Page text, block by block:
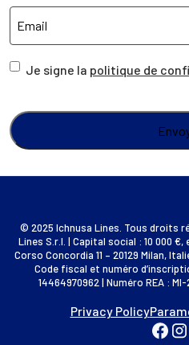
Je signe la politique de
© 2025 Ichnusa Lines. Tous droits
Lines S.r.l. | Capital social : 10 000
Corso Concordia 11 – 20129 Milan,
Code fiscal et numéro
14464970962 | Numéro REA :
Privacy Policy